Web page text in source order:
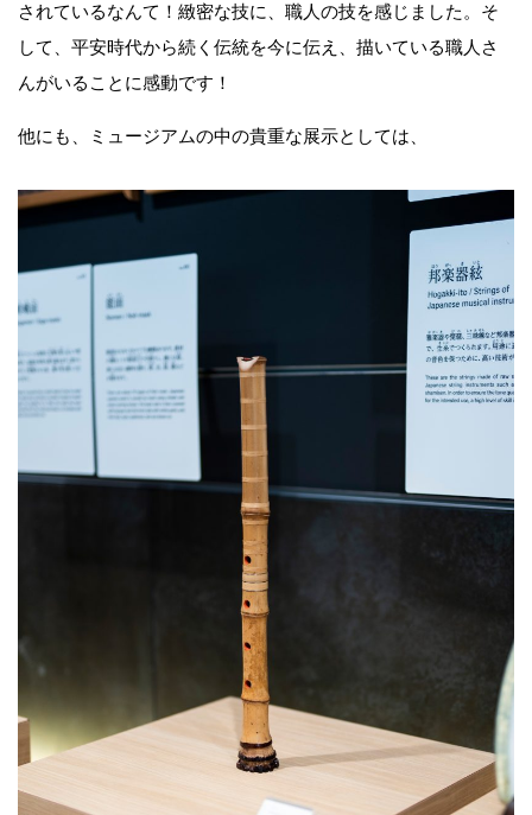
されているなんて！緻密な技に、職人の技を感じました。そ
して、平安時代から続く伝統を今に伝え、描いている職人さ
んがいることに感動です！
他にも、ミュージアムの中の貴重な展示としては、